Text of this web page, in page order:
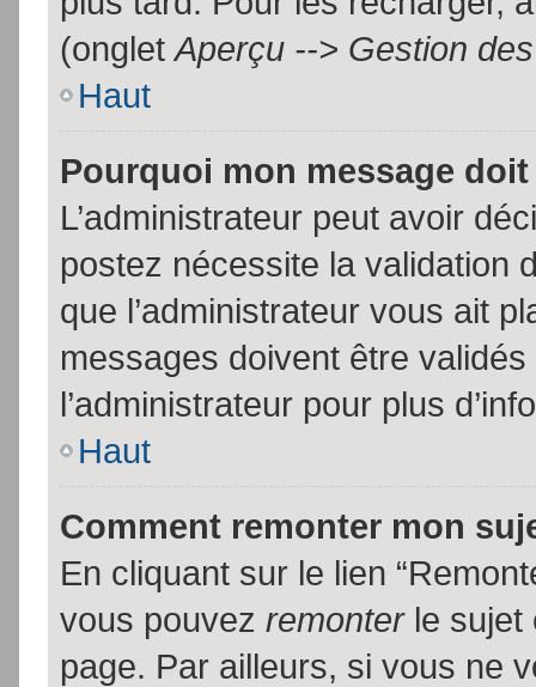
(ongletAperçu --> Gestion
Haut
Pourquoi mon message
L’administrateur peut avoir
postez nécessite la validation
que l’administrateur vous ait
messages doivent être
l’administrateur pour plus
Haut
Comment remonter mon
En cliquant sur le lien
vous pouvez remonterle sujet
page. Par ailleurs, si vous ne